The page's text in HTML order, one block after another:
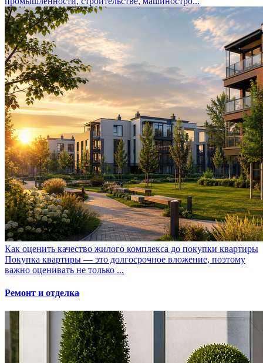
Как оценить качество жилого комплекса до покупки квартиры
Покупка квартиры — это долгосрочное вложение, поэтому
важно оценивать не только ...
Ремонт и отделка